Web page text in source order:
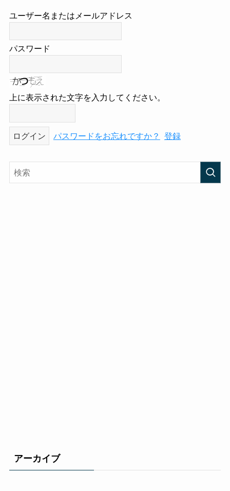
ユーザー名またはメールアドレス
パスワード
上に表示された文字を入力してください。
パスワードをお忘れですか？ 登録
アーカイブ